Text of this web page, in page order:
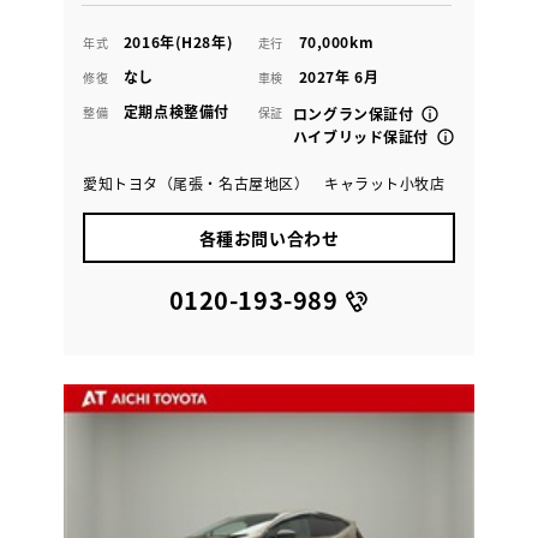
年式 2016年(H28年) 走行 70,000km
修復 なし 車検 2027年 6月
整備 定期点検整備付 保証
ロングラン保証付
ハイブリッド保証付
愛知トヨタ（尾張・名古屋地区） キャラット小牧店
各種お問い合わせ
0120-193-989